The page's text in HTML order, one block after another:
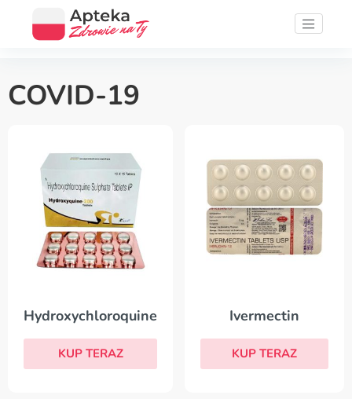
COVID-19
Hydroxychloroquine
KUP TERAZ
Ivermectin
KUP TERAZ